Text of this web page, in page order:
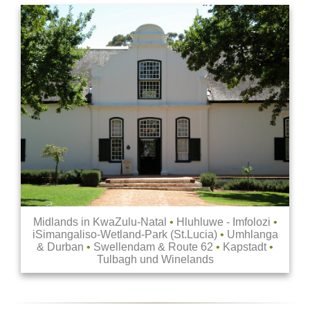
Midlands in KwaZulu-Natal • Hluhluwe - Imfolozi •
iSimangaliso-Wetland-Park (St.Lucia) • Umhlanga
& Durban • Swellendam & Route 62 • Kapstadt•
Tulbagh und Winelands